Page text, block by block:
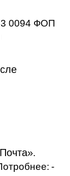
0094 ФОП
.
-